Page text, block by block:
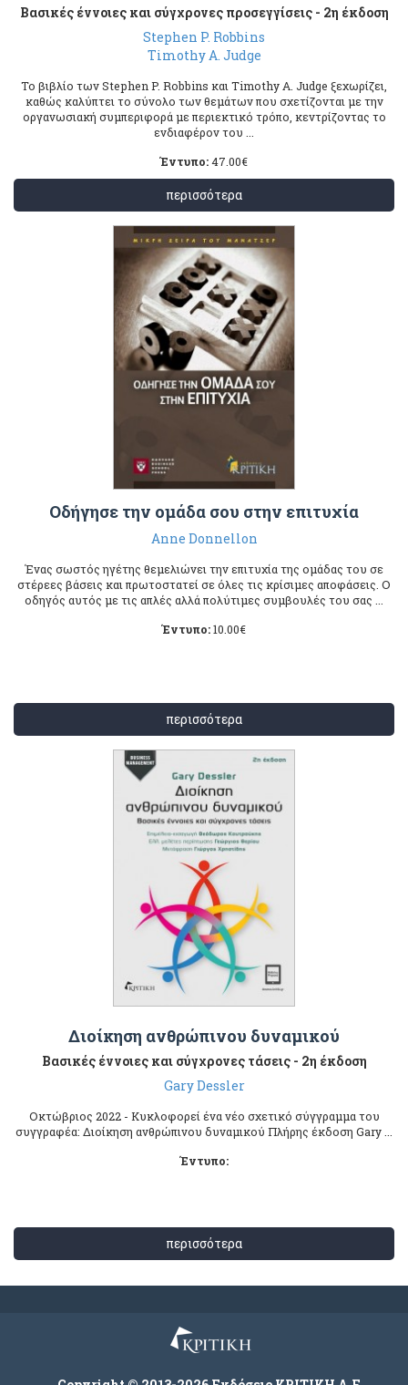
Βασικές έννοιες και σύγχρονες προσεγγίσεις - 2η έκδοση
Stephen P. Robbins
Timothy A. Judge
Το βιβλίο των Stephen P. Robbins και Timothy A. Judge ξεχωρίζει,
καθώς καλύπτει το σύνολο των θεμάτων που σχετίζονται με την
οργανωσιακή συμπεριφορά με περιεκτικό τρόπο, κεντρίζοντας το
ενδιαφέρον του ...
Έντυπο:47.00€
περισσότερα
Οδήγησε την ομάδα σου στην επιτυχία
Anne Donnellon
Ένας σωστός ηγέτης θεμελιώνει την επιτυχία της ομάδας του σε
στέρεες βάσεις και πρωτοστατεί σε όλες τις κρίσιμες αποφάσεις. Ο
οδηγός αυτός με τις απλές αλλά πολύτιμες συμβουλές του σας ...
Έντυπο:10.00€
περισσότερα
Διοίκηση ανθρώπινου δυναμικού
Βασικές έννοιες και σύγχρονες τάσεις - 2η έκδοση
Gary Dessler
Οκτώβριος 2022 - Κυκλοφορεί ένα νέο σχετικό σύγγραμμα του
συγγραφέα: Διοίκηση ανθρώπινου δυναμικού Πλήρης έκδοση Gary ...
Έντυπο:
περισσότερα